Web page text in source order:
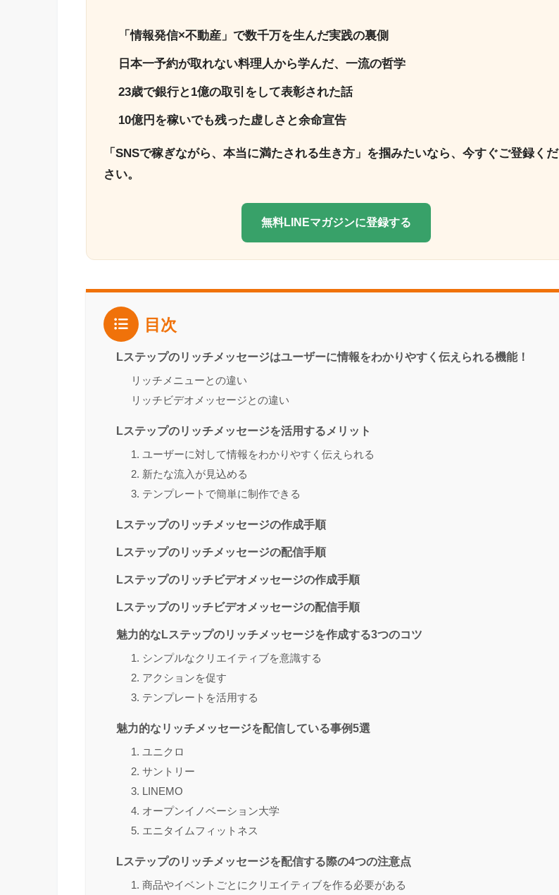
「情報発信×不動産」で数千万を生んだ実践の裏側
日本一予約が取れない料理人から学んだ、一流の哲学
23歳で銀行と1億の取引をして表彰された話
10億円を稼いでも残った虚しさと余命宣告
「SNSで稼ぎながら、本当に満たされる生き方」を掴みたいなら、今すぐご登録くだ
さい。
無料LINEマガジンに登録する
目次
Lステップのリッチメッセージはユーザーに情報をわかりやすく伝えられる機能！
リッチメニューとの違い
リッチビデオメッセージとの違い
Lステップのリッチメッセージを活用するメリット
1. ユーザーに対して情報をわかりやすく伝えられる
2. 新たな流入が見込める
3. テンプレートで簡単に制作できる
Lステップのリッチメッセージの作成手順
Lステップのリッチメッセージの配信手順
Lステップのリッチビデオメッセージの作成手順
Lステップのリッチビデオメッセージの配信手順
魅力的なLステップのリッチメッセージを作成する3つのコツ
1. シンプルなクリエイティブを意識する
2. アクションを促す
3. テンプレートを活用する
魅力的なリッチメッセージを配信している事例5選
1. ユニクロ
2. サントリー
3. LINEMO
4. オープンイノベーション大学
5. エニタイムフィットネス
Lステップのリッチメッセージを配信する際の4つの注意点
1. 商品やイベントごとにクリエイティブを作る必要がある